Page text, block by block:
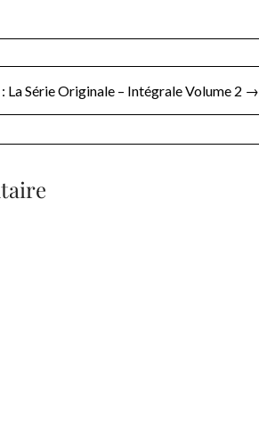
La Série Originale – Intégrale Volume 2 →